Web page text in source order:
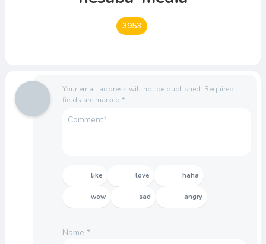
3953
Your email address will not be published. Required
fields are marked *
like love haha
wow sad angry
Name *